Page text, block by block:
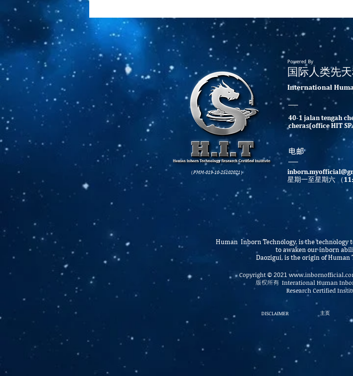
（PMM-019-10-25102021）
Powered By
国际人类先
​International
40-1 jalan tengah
cheras(office HIT
​电邮
星期一至星期六 （
Human Inborn Technology, is the technology
to awaken our inborn
Daozigui, is the origin of Human
Copyright © 2021
版权所有 Interational Human
Research Certified
DISCLAIMER ​主页